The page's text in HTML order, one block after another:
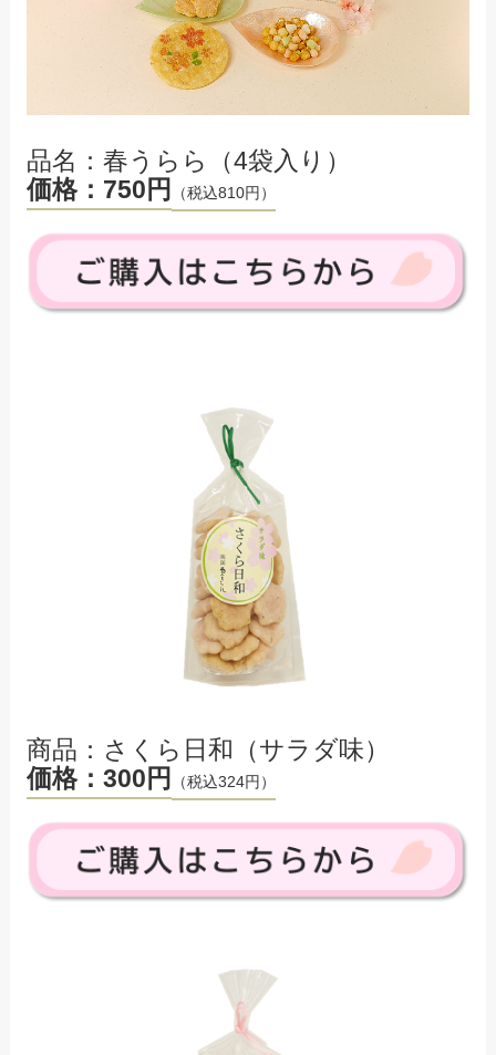
品名：春うらら（4袋入り）
価格：750円
（税込810円）
商品：さくら日和（サラダ味）
価格：300円
（税込324円）